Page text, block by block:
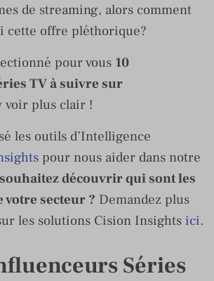
de streaming, alors comment
cette offre pléthorique?
pour vous 10
TV à suivre sur
voir plus clair !
les outils d’Intelligence
pour nous aider dans notre
découvrir qui sont les
secteur ? Demandez plus
les solutions Cision Insights ici.
Séries